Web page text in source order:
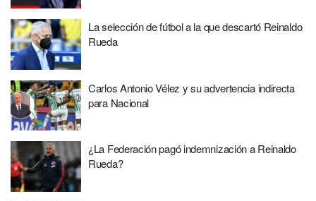
La selección de fútbol a la que descartó Reinaldo
Rueda
Carlos Antonio Vélez y su advertencia indirecta
para Nacional
¿La Federación pagó indemnización a Reinaldo
Rueda?